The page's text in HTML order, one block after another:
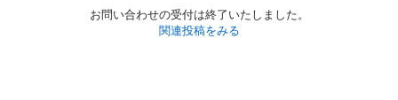
お問い合わせの受付は終了いたしました。
関連投稿をみる